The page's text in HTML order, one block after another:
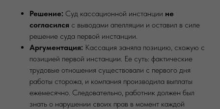
Решение: Суд кассационной инстанции не
согласился с выводами апелляции и оставил в силе
решение суда первой инстанции.
Аргументация: Кассация заняла позицию, схожую с
позицией первой инстанции. Ее суть: фактические
трудовые отношения существовали с первого дня
работы сторожа, и компания производила выплаты
ежемесячно. Следовательно, работник должен был
знать о нарушении своих прав в момент каждой